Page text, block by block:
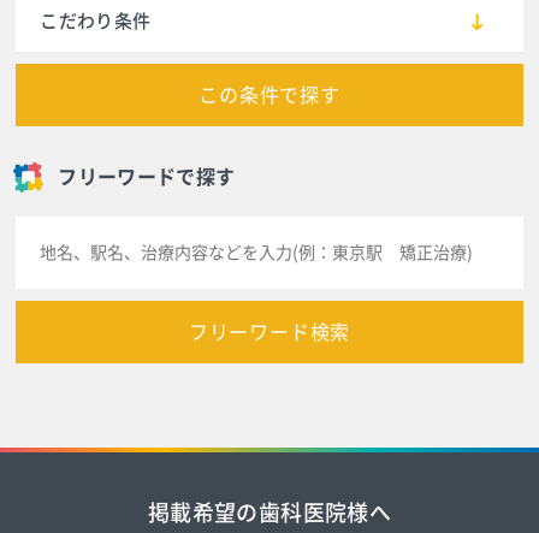
こだわり条件
この条件で探す
フリーワードで探す
フリーワード検索
掲載希望の歯科医院様へ